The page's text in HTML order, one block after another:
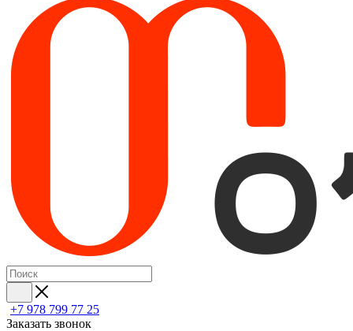
+7 978 799 77 25
Заказать звонок